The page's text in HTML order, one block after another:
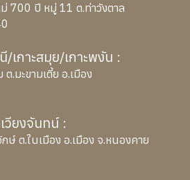
700 ปี หมู่ 11 ต.ท่าวังตาล
เกาะสมุย/เกาะพงัน :
.มะขามเตี้ย อ.เมือง
วียงจันทน์ :
ต.ในเมือง อ.เมือง จ.หนองคาย